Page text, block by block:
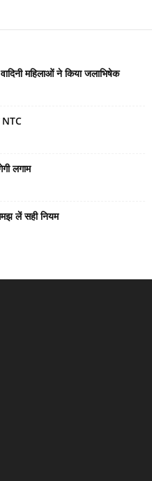
महिलाओं ने किया जलाभिषेक
NTC
लगाम
लें सही नियम